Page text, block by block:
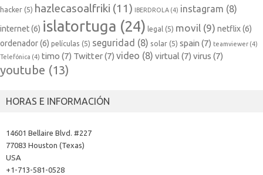
hacker (5) hazlecasoalfriki (11) IBERDROLA (4) instagram (8)
internet(6) islatortuga (24) legal (5) movil (9) netflix(6)
ordenador(6) películas (5) seguridad (8) solar (5) spain (7) teamviewer (4)
Telefónica (4) timo (7) Twitter(7) video (8) virtual (7) virus (7)
youtube (13)
HORAS E INFORMACIÓN
14601 Bellaire Blvd. #227
77083 Houston (Texas)
USA
+1-713-581-0528